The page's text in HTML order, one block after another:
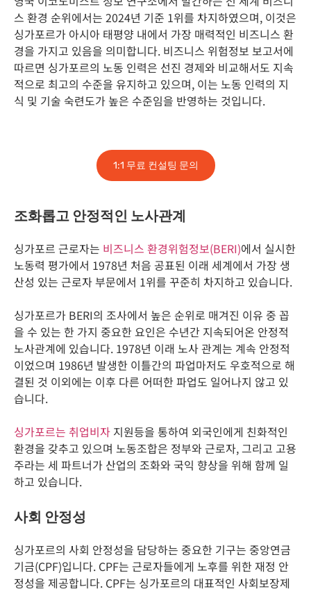
스 환경 순위에서는 2024년 기준 1위를 차지하였으며, 이것은
싱가포르가 아시아 태평양 내에서 가장 매력적인 비즈니스 환
경을 가지고 있음을 의미합니다. 비즈니스 위험정보 보고서에
따르면 싱가포르의 노동 인력은 선진 경제와 비교해서도 지속
적으로 최고의 수준을 유지하고 있으며, 이는 노동 인력의 지
식 및 기술 숙련도가 높은 수준임을 반영하는 것입니다.
1:1 무료 컨설팅 문의
조화롭고 안정적인 노사관계
싱가포르 근로자는 비즈니스 환경위험정보(BERI)에서 실시한
노동력 평가에서 1978년 처음 공표된 이래 세계에서 가장 생
산성 있는 근로자 부문에서 1위를 꾸준히 차지하고 있습니다.
싱가포르가 BERI의 조사에서 높은 순위로 매겨진 이유 중 꼽
을 수 있는 한 가지 중요한 요인은 수년간 지속되어온 안정적
노사관계에 있습니다. 1978년 이래 노사 관계는 계속 안정적
이었으며 1986년 발생한 이틀간의 파업마저도 우호적으로 해
결된 것 이외에는 이후 다른 어떠한 파업도 일어나지 않고 있
습니다.
싱가포르는 취업비자 지원등을 통하여 외국인에게 친화적인
환경을 갖추고 있으며 노동조합은 정부와 근로자, 그리고 고용
주라는 세 파트너가 산업의 조화와 국익 향상을 위해 함께 일
하고 있습니다.
사회 안정성
싱가포르의 사회 안정성을 담당하는 중요한 기구는 중앙연금
기금(CPF)입니다. CPF는 근로자들에게 노후를 위한 재정 안
정성을 제공합니다. CPF는 싱가포르의 대표적인 사회보장제